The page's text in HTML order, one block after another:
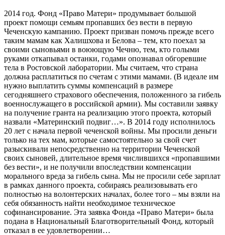
2014 год. Фонд «Право Матери» продумывает большой
проект помощи семьям пропавших без вести в первую
Чеченскую кампанию. Проект призван помочь прежде всего
таким мамам как Халишхова и Белова – тем, кто поехал за
своими сыновьями в воюющую Чечню, тем, кто голыми
руками откапывал останки, годами опознавал обгоревшие
тела в Ростовской лаборатории. Мы считаем, что страна
должна расплатиться по счетам с этими мамами. (В идеале им
нужно выплатить суммы компенсаций в размере
сегодняшнего страхового обеспечения, положенного за гибель
военнослужащего в российской армии). Мы составили заявку
на получение гранта на реализацию этого проекта, который
назвали «Материнский подвиг…». В 2014 году исполнилось
20 лет с начала первой чеченской войны. Мы просили деньги
только на тех мам, которые самостоятельно за свой счет
разыскивали непосредственно на территории Чеченской
своих сыновей, длительное время числившихся «пропавшими
без вести», и не получили впоследствии компенсации
морального вреда за гибель сына. Мы не просили себе зарплат
в рамках данного проекта, собираясь реализовывать его
полностью на волонтерских началах, более того – мы взяли на
себя обязанность найти необходимое техническое
софинансирование. Эта заявка Фонда «Право Матери» была
подана в Национальный Благотворительный Фонд, который
отказал в ее удовлетворении…